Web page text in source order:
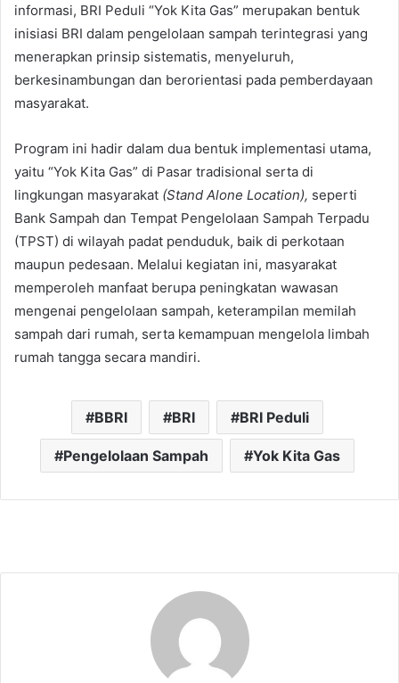
informasi, BRI Peduli “Yok Kita Gas” merupakan bentuk
inisiasi BRI dalam pengelolaan sampah terintegrasi yang
menerapkan prinsip sistematis, menyeluruh,
berkesinambungan dan berorientasi pada pemberdayaan
masyarakat.
Program ini hadir dalam dua bentuk implementasi utama,
yaitu “Yok Kita Gas” di Pasar tradisional serta di
lingkungan masyarakat (Stand Alone Location), seperti
Bank Sampah dan Tempat Pengelolaan Sampah Terpadu
(TPST) di wilayah padat penduduk, baik di perkotaan
maupun pedesaan. Melalui kegiatan ini, masyarakat
memperoleh manfaat berupa peningkatan wawasan
mengenai pengelolaan sampah, keterampilan memilah
sampah dari rumah, serta kemampuan mengelola limbah
rumah tangga secara mandiri.
BBRI BRI BRI Peduli
Pengelolaan Sampah Yok Kita Gas